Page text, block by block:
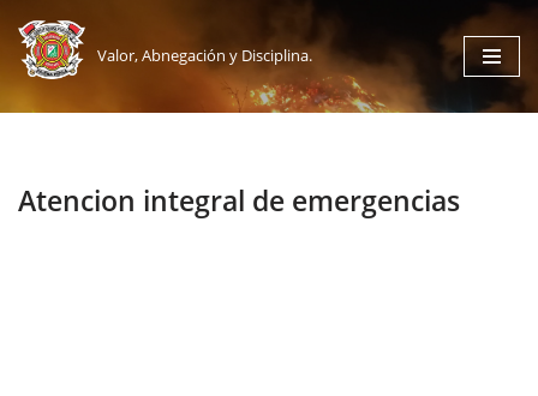
Saltar
al
Valor, Abnegación y Disciplina.
Atencion integral de emergencias